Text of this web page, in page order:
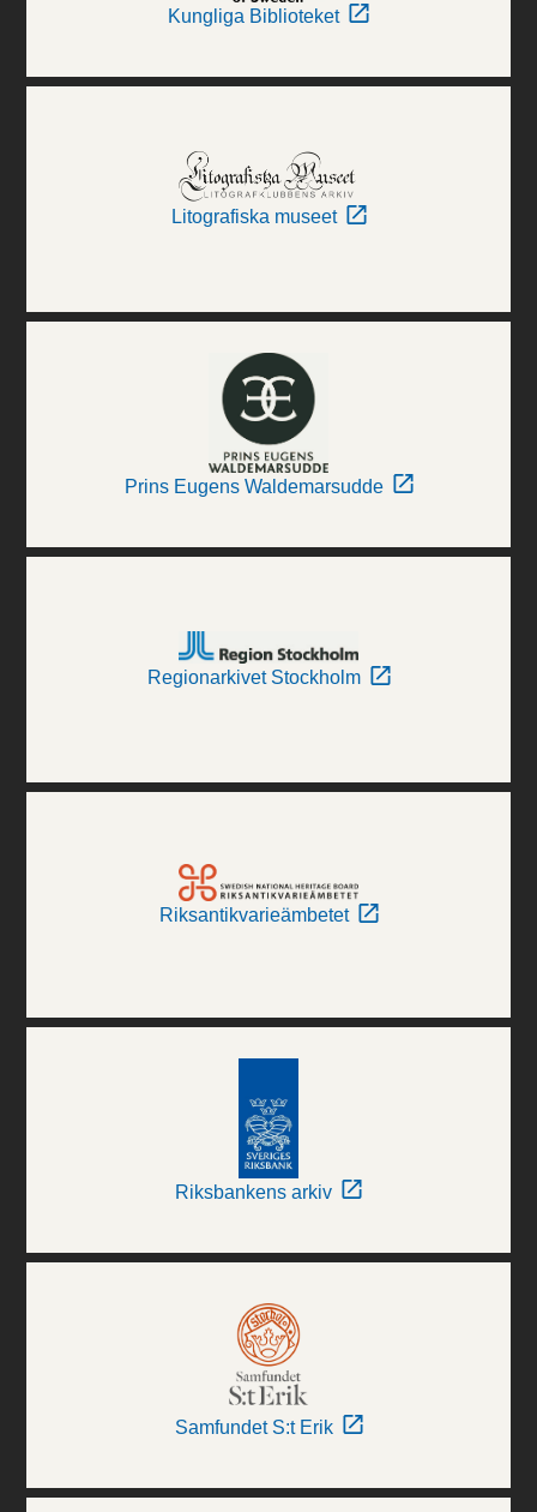
Kungliga Biblioteket
Litografiska museet
Prins Eugens Waldemarsudde
Regionarkivet Stockholm
Riksantikvarieämbetet
Riksbankens arkiv
Samfundet S:t Erik